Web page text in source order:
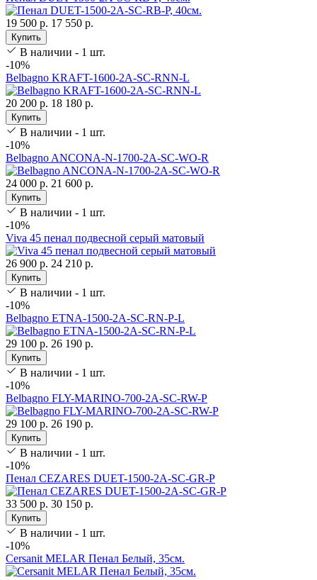
19 500 р. 17 550 р.
Купить
В наличии - 1 шт.
-10%
Belbagno KRAFT-1600-2A-SC-RNN-L
20 200 р. 18 180 р.
Купить
В наличии - 1 шт.
-10%
Belbagno ANCONA-N-1700-2A-SC-WO-R
24 000 р. 21 600 р.
Купить
В наличии - 1 шт.
-10%
Viva 45 пенал подвесной серый матовый
26 900 р. 24 210 р.
Купить
В наличии - 1 шт.
-10%
Belbagno ETNA-1500-2A-SC-RN-P-L
29 100 р. 26 190 р.
Купить
В наличии - 1 шт.
-10%
Belbagno FLY-MARINO-700-2A-SC-RW-P
29 100 р. 26 190 р.
Купить
В наличии - 1 шт.
-10%
Пенал CEZARES DUET-1500-2A-SC-GR-P
33 500 р. 30 150 р.
Купить
В наличии - 1 шт.
-10%
Cersanit MELAR Пенал Белый, 35см.